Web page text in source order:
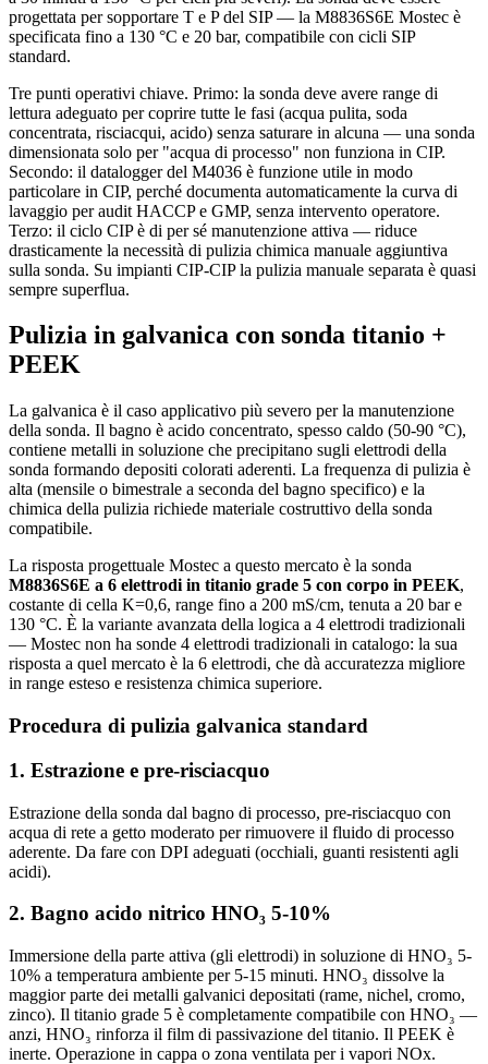
progettata per sopportare T e P del SIP — la M8836S6E Mostec è
specificata fino a 130 °C e 20 bar, compatibile con cicli SIP
standard.
Tre punti operativi chiave. Primo: la sonda deve avere range di
lettura adeguato per coprire tutte le fasi (acqua pulita, soda
concentrata, risciacqui, acido) senza saturare in alcuna — una sonda
dimensionata solo per "acqua di processo" non funziona in CIP.
Secondo: il datalogger del M4036 è funzione utile in modo
particolare in CIP, perché documenta automaticamente la curva di
lavaggio per audit HACCP e GMP, senza intervento operatore.
Terzo: il ciclo CIP è di per sé manutenzione attiva — riduce
drasticamente la necessità di pulizia chimica manuale aggiuntiva
sulla sonda. Su impianti CIP-CIP la pulizia manuale separata è quasi
sempre superflua.
Pulizia in galvanica con sonda titanio +
PEEK
La galvanica è il caso applicativo più severo per la manutenzione
della sonda. Il bagno è acido concentrato, spesso caldo (50-90 °C),
contiene metalli in soluzione che precipitano sugli elettrodi della
sonda formando depositi colorati aderenti. La frequenza di pulizia è
alta (mensile o bimestrale a seconda del bagno specifico) e la
chimica della pulizia richiede materiale costruttivo della sonda
compatibile.
La risposta progettuale Mostec a questo mercato è la sonda
M8836S6E a 6 elettrodi in titanio grade 5 con corpo in PEEK,
costante di cella K=0,6, range fino a 200 mS/cm, tenuta a 20 bar e
130 °C. È la variante avanzata della logica a 4 elettrodi tradizionali
— Mostec non ha sonde 4 elettrodi tradizionali in catalogo: la sua
risposta a quel mercato è la 6 elettrodi, che dà accuratezza migliore
in range esteso e resistenza chimica superiore.
Procedura di pulizia galvanica standard
1. Estrazione e pre-risciacquo
Estrazione della sonda dal bagno di processo, pre-risciacquo con
acqua di rete a getto moderato per rimuovere il fluido di processo
aderente. Da fare con DPI adeguati (occhiali, guanti resistenti agli
acidi).
2. Bagno acido nitrico HNO₃ 5-10%
Immersione della parte attiva (gli elettrodi) in soluzione di HNO₃ 5-
10% a temperatura ambiente per 5-15 minuti. HNO₃ dissolve la
maggior parte dei metalli galvanici depositati (rame, nichel, cromo,
zinco). Il titanio grade 5 è completamente compatibile con HNO₃ —
anzi, HNO₃ rinforza il film di passivazione del titanio. Il PEEK è
inerte. Operazione in cappa o zona ventilata per i vapori NOx.